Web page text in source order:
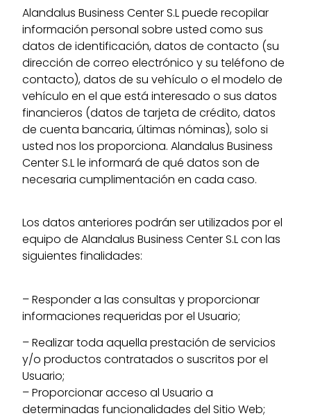
Alandalus Business Center S.L puede recopilar
información personal sobre usted como sus
datos de identificación, datos de contacto (su
dirección de correo electrónico y su teléfono de
contacto), datos de su vehículo o el modelo de
vehículo en el que está interesado o sus datos
financieros (datos de tarjeta de crédito, datos
de cuenta bancaria, últimas nóminas), solo si
usted nos los proporciona. Alandalus Business
Center S.L le informará de qué datos son de
necesaria cumplimentación en cada caso.
Los datos anteriores podrán ser utilizados por el
equipo de Alandalus Business Center S.L con las
siguientes finalidades:
– Responder a las consultas y proporcionar
informaciones requeridas por el Usuario;
– Realizar toda aquella prestación de servicios
y/o productos contratados o suscritos por el
Usuario;
– Proporcionar acceso al Usuario a
determinadas funcionalidades del Sitio Web;